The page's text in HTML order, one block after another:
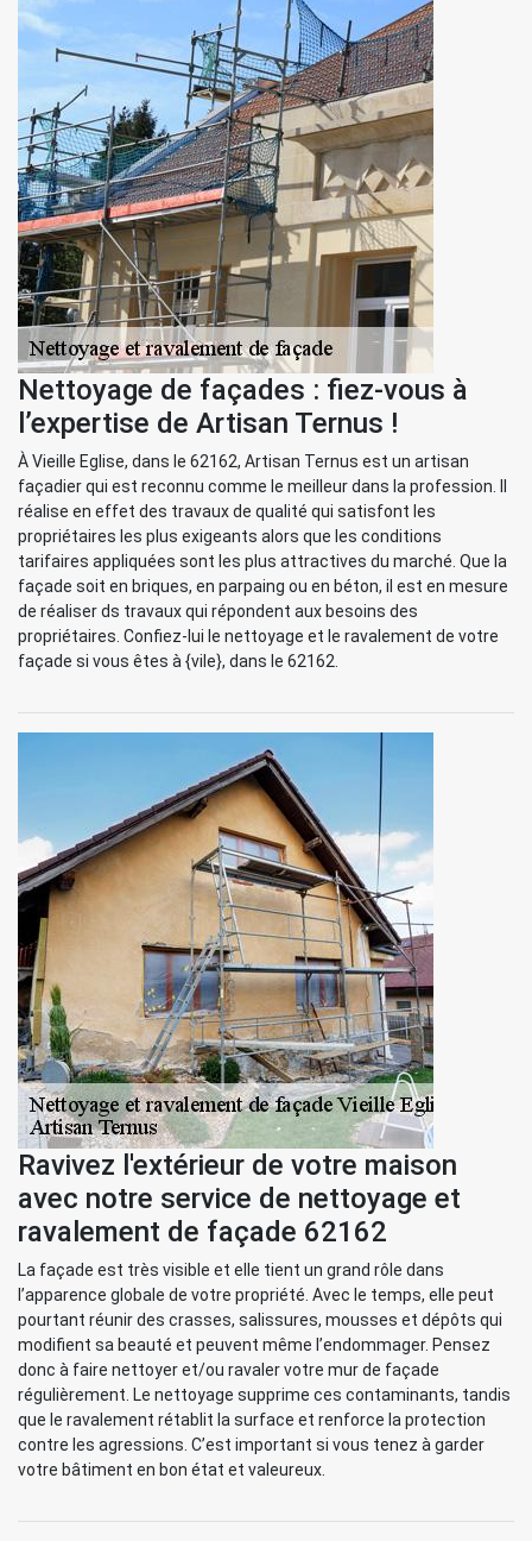
Nettoyage de façades : fiez-vous à
l’expertise de Artisan Ternus !
À Vieille Eglise, dans le 62162, Artisan Ternus est un artisan
façadier qui est reconnu comme le meilleur dans la profession. Il
réalise en effet des travaux de qualité qui satisfont les
propriétaires les plus exigeants alors que les conditions
tarifaires appliquées sont les plus attractives du marché. Que la
façade soit en briques, en parpaing ou en béton, il est en mesure
de réaliser ds travaux qui répondent aux besoins des
propriétaires. Confiez-lui le nettoyage et le ravalement de votre
façade si vous êtes à {vile}, dans le 62162.
Ravivez l'extérieur de votre maison
avec notre service de nettoyage et
ravalement de façade 62162
La façade est très visible et elle tient un grand rôle dans
l’apparence globale de votre propriété. Avec le temps, elle peut
pourtant réunir des crasses, salissures, mousses et dépôts qui
modifient sa beauté et peuvent même l’endommager. Pensez
donc à faire nettoyer et/ou ravaler votre mur de façade
régulièrement. Le nettoyage supprime ces contaminants, tandis
que le ravalement rétablit la surface et renforce la protection
contre les agressions. C’est important si vous tenez à garder
votre bâtiment en bon état et valeureux.